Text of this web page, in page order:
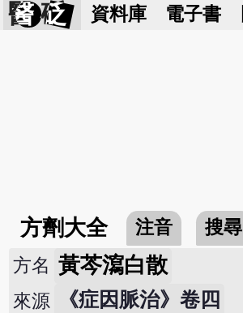
醫 砭 資料庫 電子書
方劑大全 注音 搜尋
方名 黃芩瀉白散
來源 《症因脈治》卷四